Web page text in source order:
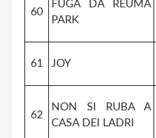
60
FUGA DA REUMA
PARK
61 JOY
62
NON SI RUBA A
CASA DEI LADRI